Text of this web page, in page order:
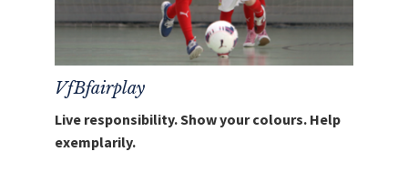
VfBfairplay
Live responsibility. Show your colours. Help
exemplarily.